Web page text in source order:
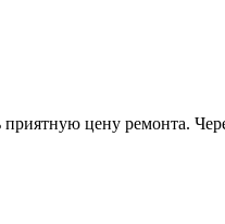
цену ремонта.